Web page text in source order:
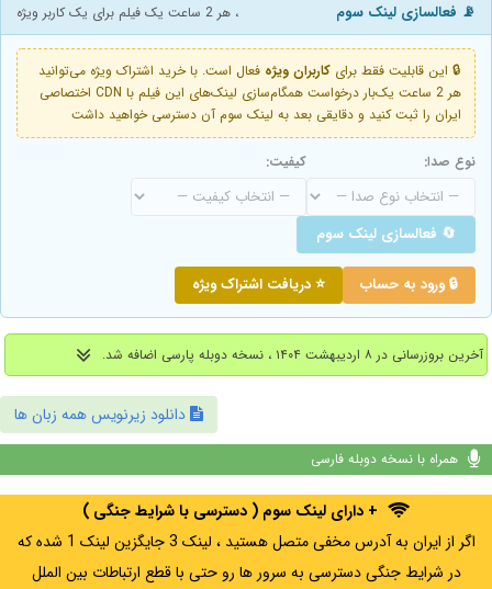
📡 فعالسازی لینک سوم ، هر 2 ساعت یک فیلم برای یک کاربر ویژه
🔒 این قابلیت فقط برای کاربران ویژه فعال است. با خرید اشتراک ویژه می‌توانید
هر 2 ساعت یک‌بار درخواست همگام‌سازی لینک‌های این فیلم با CDN اختصاصی
ایران را ثبت کنید و دقایقی بعد به لینک سوم آن دسترسی خواهید داشت
نوع صدا: کیفیت:
🔄 فعالسازی لینک سوم
🔒 ورود به حساب ⭐ دریافت اشتراک ویژه
آخرین بروزرسانی در ۸ اردیبهشت ۱۴۰۴ ، نسخه دوبله پارسی اضافه شد.
دانلود زیرنویس همه زبان ها
همراه با نسخه دوبله فارسی
+ دارای لینک سوم ( دسترسی با شرایط جنگی )
اگر از ایران به آدرس مخفی متصل هستید ، لینک 3 جایگزین لینک 1 شده که
در شرایط جنگی دسترسی به سرور ها رو حتی با قطع ارتباطات بین الملل